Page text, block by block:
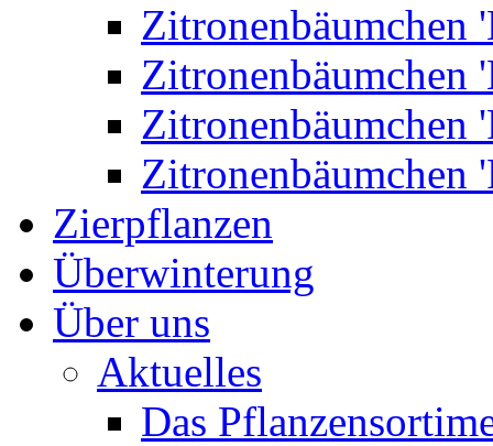
Zitronenbäumchen
Zitronenbäumchen
Zitronenbäumchen
Zitronenbäumchen
Zierpflanzen
Überwinterung
Über uns
Aktuelles
Das